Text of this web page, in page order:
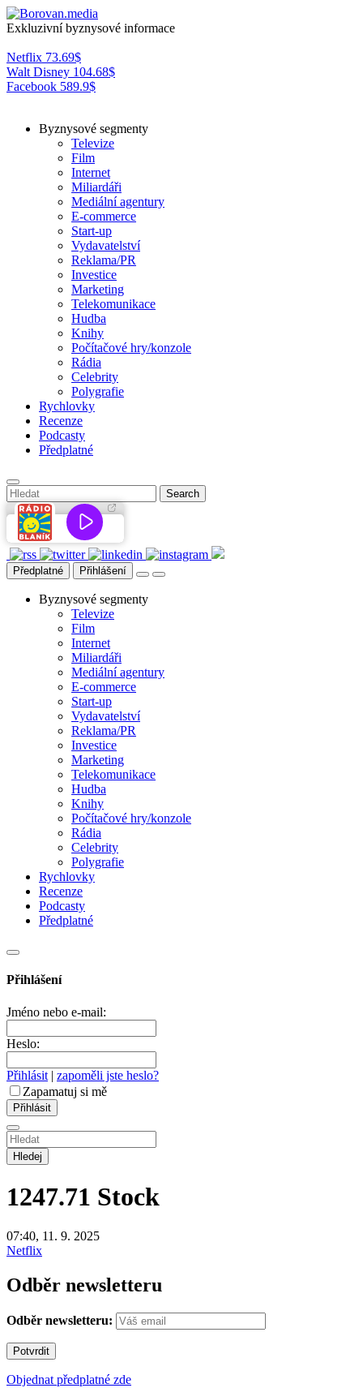
Exkluzivní byznysové informace
Netflix 73.69$
Walt Disney 104.68$
Facebook 589.9$
Byznysové segmenty
Televize
Film
Internet
Miliardáři
Mediální agentury
E-commerce
Start-up
Vydavatelství
Reklama/PR
Investice
Marketing
Telekomunikace
Hudba
Knihy
Počítačové hry/konzole
Rádia
Celebrity
Polygrafie
Rychlovky
Recenze
Podcasty
Předplatné
Předplatné Přihlášení
Byznysové segmenty
Televize
Film
Internet
Miliardáři
Mediální agentury
E-commerce
Start-up
Vydavatelství
Reklama/PR
Investice
Marketing
Telekomunikace
Hudba
Knihy
Počítačové hry/konzole
Rádia
Celebrity
Polygrafie
Rychlovky
Recenze
Podcasty
Předplatné
Přihlášení
Jméno nebo e-mail:
Heslo:
Přihlásit | zapoměli jste heslo?
Zapamatuj si mě
Hledej
1247.71 Stock
07:40, 11. 9. 2025
Netflix
Odběr newsletteru
Odběr newsletteru:
Objednat předplatné zde